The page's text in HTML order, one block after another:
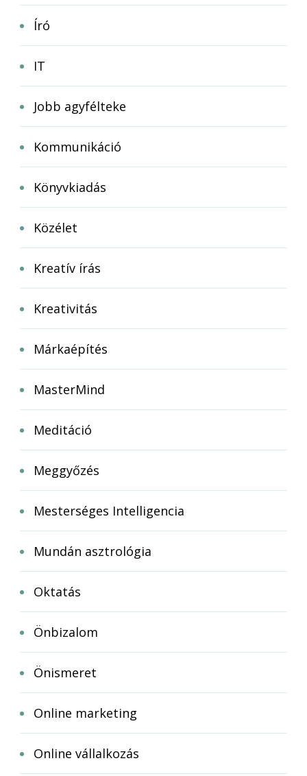
Író
IT
Jobb agyfélteke
Kommunikáció
Könyvkiadás
Közélet
Kreatív írás
Kreativitás
Márkaépítés
MasterMind
Meditáció
Meggyőzés
Mesterséges Intelligencia
Mundán asztrológia
Oktatás
Önbizalom
Önismeret
Online marketing
Online vállalkozás